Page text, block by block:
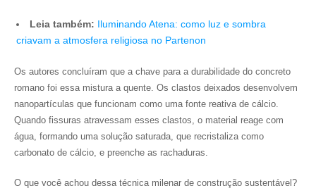
Leia também: Iluminando Atena: como luz e sombra
criavam a atmosfera religiosa no Partenon
Os autores concluíram que a chave para a durabilidade do concreto
romano foi essa mistura a quente. Os clastos deixados desenvolvem
nanopartículas que funcionam como uma fonte reativa de cálcio.
Quando fissuras atravessam esses clastos, o material reage com
água, formando uma solução saturada, que recristaliza como
carbonato de cálcio, e preenche as rachaduras.
O que você achou dessa técnica milenar de construção sustentável?